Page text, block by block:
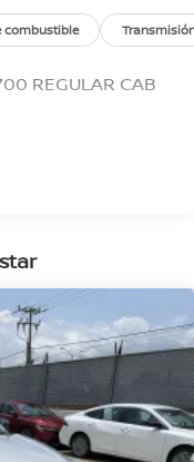
combustible
REGULAR CAB